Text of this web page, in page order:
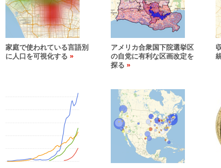
家庭で使われている言語別
に人口を可視化する
アメリカ合衆国下院選挙区
の自党に有利な区画改定を
探る